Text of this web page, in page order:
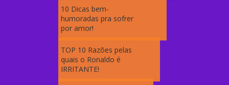
10 Dicas bem-
humoradas pra sofrer
por amor!
TOP 10 Razões pelas
quais o Ronaldo é
IRRITANTE!